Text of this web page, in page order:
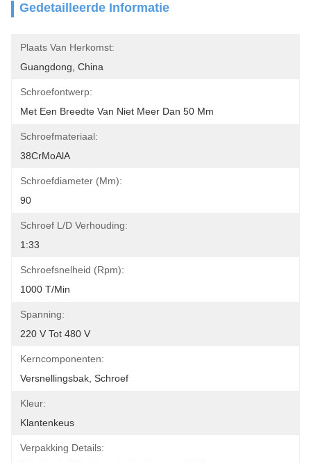
Gedetailleerde Informatie
Plaats Van Herkomst:
Guangdong, China
Schroefontwerp:
Met Een Breedte Van Niet Meer Dan 50 Mm
Schroefmateriaal:
38CrMoAlA
Schroefdiameter (mm):
90
Schroef L/D Verhouding:
1:33
Schroefsnelheid (rpm):
1000 T/min
Spanning:
220 V Tot 480 V
Kerncomponenten:
Versnellingsbak, Schroef
Kleur:
Klantenkeus
Verpakking Details: